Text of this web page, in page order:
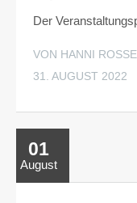
Der
VON HANNI
31. AUGUST 2022
01
August